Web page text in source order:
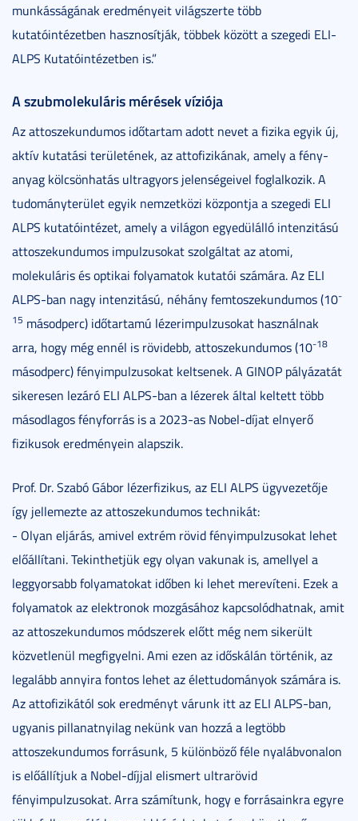
munkásságának eredményeit világszerte több
kutatóintézetben hasznosítják, többek között a szegedi ELI-
ALPS Kutatóintézetben is.”
A szubmolekuláris mérések víziója
Az attoszekundumos időtartam adott nevet a fizika egyik új,
aktív kutatási területének, az attofizikának, amely a fény-
anyag kölcsönhatás ultragyors jelenségeivel foglalkozik. A
tudományterület egyik nemzetközi központja a szegedi ELI
ALPS kutatóintézet, amely a világon egyedülálló intenzitású
attoszekundumos impulzusokat szolgáltat az atomi,
molekuláris és optikai folyamatok kutatói számára. Az ELI
ALPS-ban nagy intenzitású, néhány femtoszekundumos (10-
15 másodperc) időtartamú lézerimpulzusokat használnak
arra, hogy még ennél is rövidebb, attoszekundumos (10-18
másodperc) fényimpulzusokat keltsenek. A GINOP pályázatát
sikeresen lezáró ELI ALPS-ban a lézerek által keltett több
másodlagos fényforrás is a 2023-as Nobel-díjat elnyerő
fizikusok eredményein alapszik.
Prof. Dr. Szabó Gábor lézerfizikus, az ELI ALPS ügyvezetője
így jellemezte az attoszekundumos technikát:
- Olyan eljárás, amivel extrém rövid fényimpulzusokat lehet
előállítani. Tekinthetjük egy olyan vakunak is, amellyel a
leggyorsabb folyamatokat időben ki lehet merevíteni. Ezek a
folyamatok az elektronok mozgásához kapcsolódhatnak, amit
az attoszekundumos módszerek előtt még nem sikerült
közvetlenül megfigyelni. Ami ezen az időskálán történik, az
legalább annyira fontos lehet az élettudományok számára is.
Az attofizikától sok eredményt várunk itt az ELI ALPS-ban,
ugyanis pillanatnyilag nekünk van hozzá a legtöbb
attoszekundumos forrásunk, 5 különböző féle nyalábvonalon
is előállítjuk a Nobel-díjjal elismert ultrarövid
fényimpulzusokat. Arra számítunk, hogy e forrásainkra egyre